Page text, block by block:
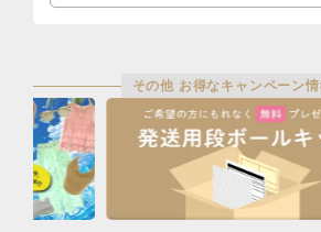
その他 お得なキャンペーン